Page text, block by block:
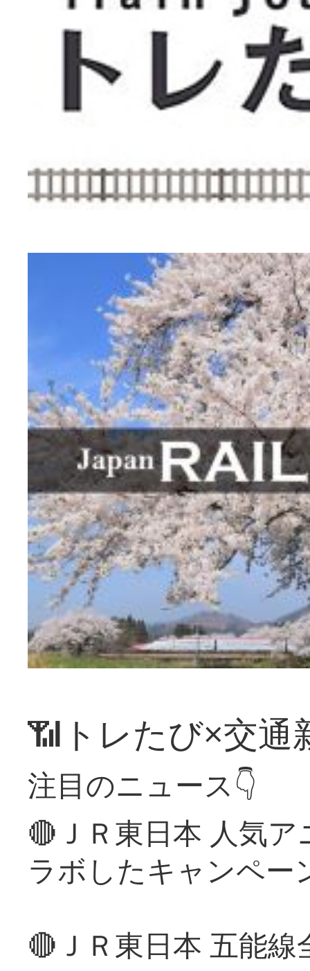
📶トレたび×交通
注目のニュース👇
🔴ＪＲ東日本 人気
ラボしたキャンペー
🔴ＪＲ東日本 五能